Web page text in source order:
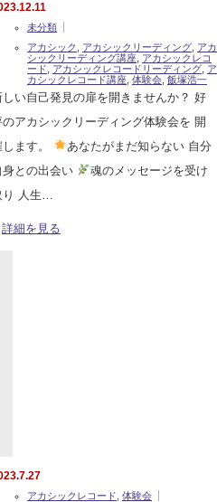
未分類
アカシック
アカシックリーディング アカ
シックリーディング講座 アカシックレコ
ード
アカシックレコードリーディング ア
カシックレコード講座 体験会 飯塚浩一
しい自己発見の扉を開きませんか？ 好
のアカシックリーディング体験会を 開
ます。
あなたがまだ知らない 自分
身との出会い
魂のメッセージを受け
り 人生…
詳細を見る
アカシックレコード 体験会